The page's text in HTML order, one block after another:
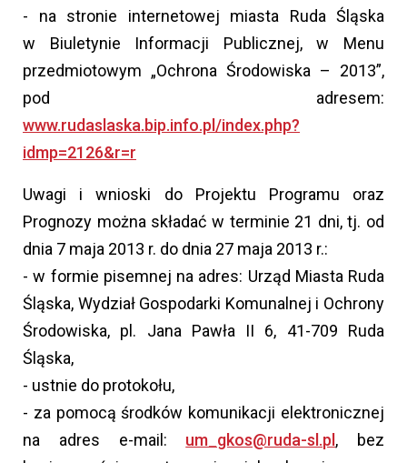
- na stronie internetowej miasta Ruda Śląska
w Biuletynie Informacji Publicznej, w Menu
przedmiotowym „Ochrona Środowiska – 2013”,
pod adresem:
www.rudaslaska.bip.info.pl/index.php?
idmp=2126&r=r
Uwagi i wnioski do Projektu Programu oraz
Prognozy można składać w terminie 21 dni, tj. od
dnia 7 maja 2013 r. do dnia 27 maja 2013 r.:
- w formie pisemnej na adres: Urząd Miasta Ruda
Śląska, Wydział Gospodarki Komunalnej i Ochrony
Środowiska, pl. Jana Pawła II 6, 41-709 Ruda
Śląska,
- ustnie do protokołu,
- za pomocą środków komunikacji elektronicznej
na adres e-mail: um_gkos@ruda-sl.pl , bez